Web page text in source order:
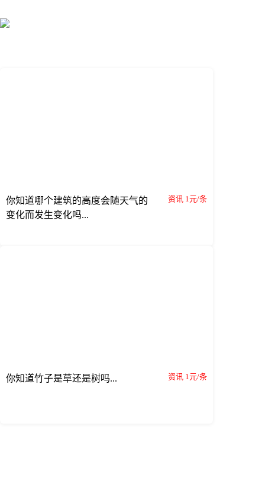
你知道哪个建筑的高度会随天气的
变化而发生变化吗...
资讯 1元/条
你知道竹子是草还是树吗... 资讯 1元/条